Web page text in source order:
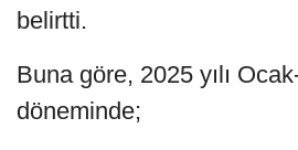
belirtti.
Buna göre, 2025 yılı
döneminde;